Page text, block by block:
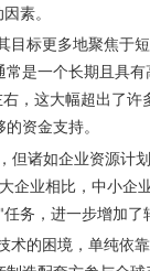
素。
目标更多地聚焦于
是一个长期且具
，这大幅超出了
资金支持。
诸如企业资源计
企业相比，中小企
务，进一步增加了
的困境，单纯依